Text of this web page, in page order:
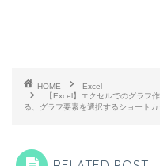
HOME
Excel
【Excel】エクセルでのグラフ
る、グラフ要素を選択するショート